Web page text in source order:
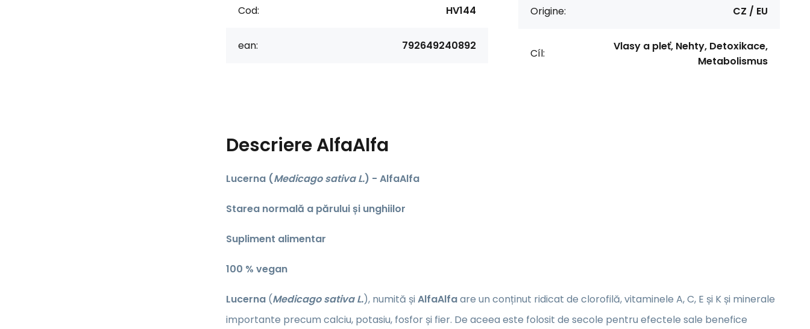
Cod: HV144
ean: 792649240892
Origine: CZ / EU
Cíl:
Vlasy a pleť, Nehty, Detoxikace,
Metabolismus
DescriereAlfaAlfa
Lucerna (Medicago sativa L.) - AlfaAlfa
Starea normală a părului și unghiilor
Supliment alimentar
​100 % vegan
Lucerna (Medicago sativa L.), numită șiAlfaAlfaare un conținut ridicat de clorofilă, vitaminele A, C, E și K și minerale
importante precum calciu, potasiu, fosfor și fier. De aceea este folosit de secole pentru efectele sale benefice